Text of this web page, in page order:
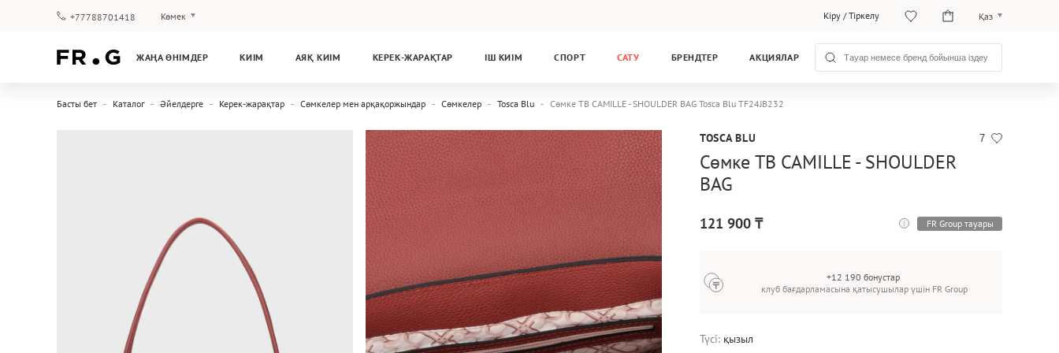
+77788701418 Көмек Кіру /Тіркелу Қаз
Қаз
ЖАҢА ӨНІМДЕР КИІМ АЯҚ КИІМ КЕРЕК-ЖАРАҚТАР ІШ КИІМ СПОРТ САТУ БРЕНДТЕР АКЦИЯЛАР
Басты бет Каталог Әйелдерге Керек-жарақтар Сөмкелер мен арқақоржындар Сөмкелер Tosca Blu Сөмке TB CAMILLE - SHOULDER BAG Tosca Blu TF24JB232
7
TOSCA BLU
Сөмке TB CAMILLE - SHOULDER
BAG
121 900 ₸ FR Group тауары
+12 190 бонустар
клуб бағдарламасына қатысушылар үшін FR Group
Түсі: қызыл